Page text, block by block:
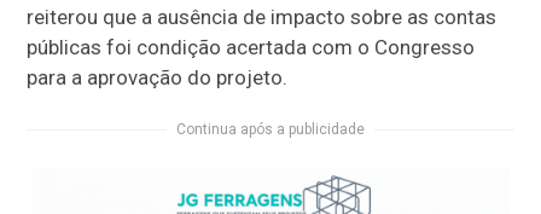
reiterou que a ausência de impacto sobre as contas
públicas foi condição acertada com o Congresso
para a aprovação do projeto.
Continua após a publicidade